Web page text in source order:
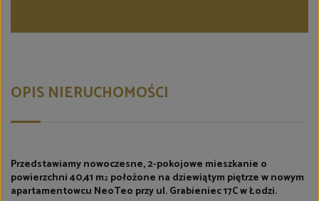
OPIS NIERUCHOMOŚCI
Przedstawiamy nowoczesne, 2-pokojowe mieszkanie o
powierzchni 40,41 m2 położone na dziewiątym piętrze w nowym
apartamentowcu NeoTeo przy ul. Grabieniec 17C w Łodzi.